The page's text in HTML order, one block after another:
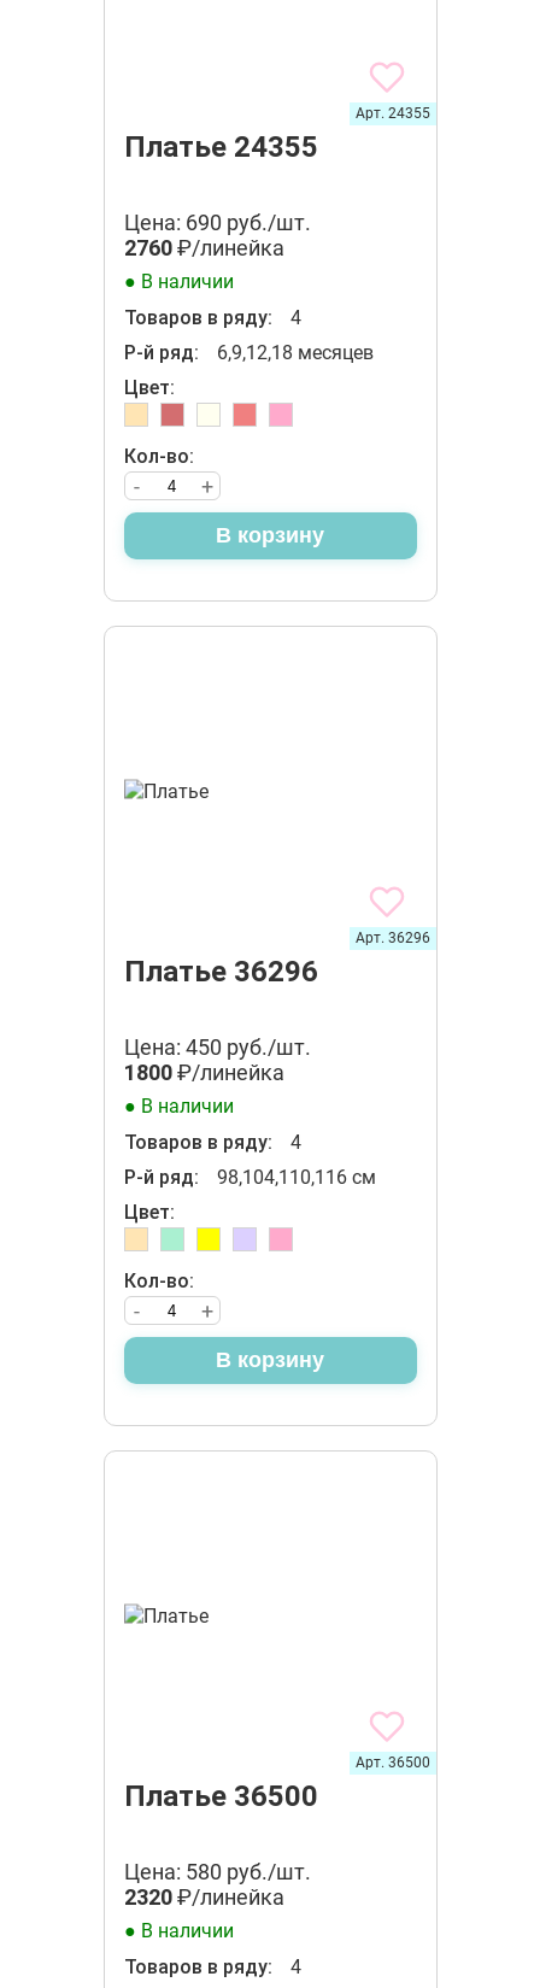
Платье 24355
Арт. 24355
Цена: 690 руб./шт.
2760₽/линейка
● В наличии
Товаров в ряду:
4
Р-й ряд:
6,9,12,18 месяцев
Цвет:
Кол-во:
+
-
В корзину
Платье 36296
Арт. 36296
Цена: 450 руб./шт.
1800₽/линейка
● В наличии
Товаров в ряду:
4
Р-й ряд:
98,104,110,116 см
Цвет:
Кол-во:
+
-
В корзину
Платье 36500
Арт. 36500
Цена: 580 руб./шт.
2320₽/линейка
● В наличии
Товаров в ряду:
4